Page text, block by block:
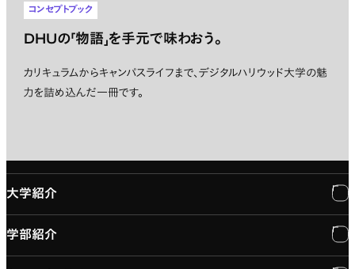
コンセプトブック
DHUの「物語」を手元で味わおう。
カリキュラムからキャンパスライフまで、デジタルハリウッド大学の魅
力を詰め込んだ一冊です。
大学紹介
大学紹介
学部紹介